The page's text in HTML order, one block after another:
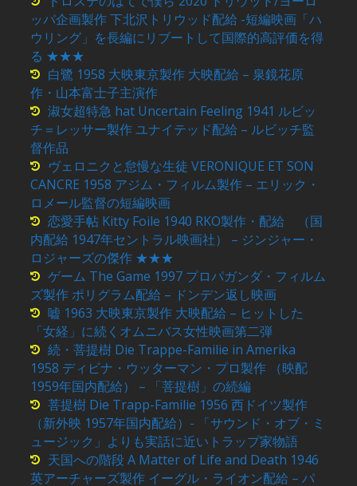
ッパ企画製作 下北沢トリウッド配給 -短編映画「ハ
ウリング」を長編にリブートして国際的高評価を得
る ★★★
白鷺 1958 大映東京製作 大映配給 – 泉鏡花原
作・山本富士子主演作
淑女超特急 hat Uncertain Feeling 1941 ルビッ
チ＝レッサー製作 ユナイテッド配給 – ルビッチ監
督作品
ヴェロニクと怠慢な生徒 VERONIQUE ET SON
CANCRE 1958 アジム・フィルム製作 – エリック・
ロメール監督の短編映画
恋愛手帖 Kitty Foile 1940 RKO製作・配給 （国
内配給 1947年セントラル映画社） – ジンジャー・
ロジャーズの傑作 ★★★
ゲーム The Game 1997 プロパガンダ・フィルム
ズ製作 ポリグラム配給 – ドンデン返し映画
嘘 1963 大映東京製作 大映配給 – ヒットした
「女経」に続くオムニバス女性映画第二弾
続・菩提樹 Die Trappe-Familie in Amerika
1958 ディビナ・ウッターマン・プロ製作 （映配
1959年国内配給） – 「菩提樹」の続編
菩提樹 Die Trapp-Familie 1956 西ドイツ製作
（新外映 1957年国内配給）- 「サウンド・オブ・ミ
ュージック」よりも実話に近いトラップ家物語
天国への階段 A Matter of Life and Death 1946
英アーチャーズ製作 イーグル・ライオン配給 – パ